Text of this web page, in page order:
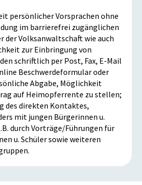
persönlicher Vorsprachen ohne
im barrierefrei zugänglichen
der Volksanwaltschaft wie auch
zur Einbringung von
schriftlich per Post, Fax, E-Mail
Beschwerdeformular oder
Abgabe, Möglichkeit
auf Heimopferrente zu stellen;
des direkten Kontaktes,
mit jungen Bürgerinnen u.
durch Vorträge/Führungen für
u. Schüler sowie weiteren